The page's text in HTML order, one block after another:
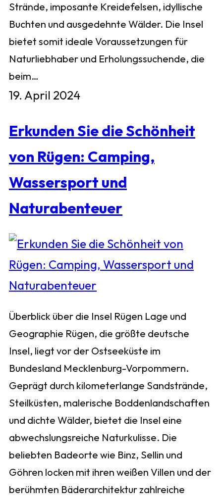
Strände, imposante Kreidefelsen, idyllische
Buchten und ausgedehnte Wälder. Die Insel
bietet somit ideale Voraussetzungen für
Naturliebhaber und Erholungssuchende, die
beim…
19. April 2024
Erkunden Sie die Schönheit
von Rügen: Camping,
Wassersport und
Naturabenteuer
Überblick über die Insel Rügen Lage und
Geographie Rügen, die größte deutsche
Insel, liegt vor der Ostseeküste im
Bundesland Mecklenburg-Vorpommern.
Geprägt durch kilometerlange Sandstrände,
Steilküsten, malerische Boddenlandschaften
und dichte Wälder, bietet die Insel eine
abwechslungsreiche Naturkulisse. Die
beliebten Badeorte wie Binz, Sellin und
Göhren locken mit ihren weißen Villen und der
berühmten Bäderarchitektur zahlreiche